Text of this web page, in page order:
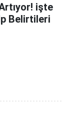
işte
Belirtileri